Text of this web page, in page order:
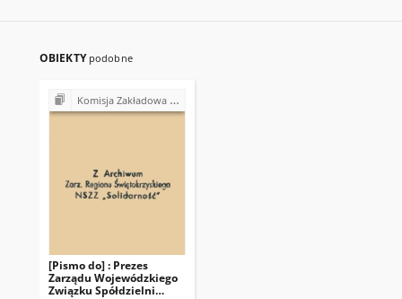
OBIEKTY podobne
Komisja Zakładowa NSZZ "Solidarność" przy Gminnej Spółdzielni "Samopomoc Chłopska" w Bodzentynie
[Pismo do] : Prezes
Zarządu Wojewódzkiego
Związku Spółdzielni